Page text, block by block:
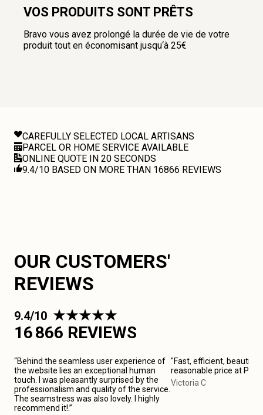
VOS PRODUITS SONT PRÊTS
Bravo vous avez prolongé la durée de vie de votre
produit tout en économisant jusqu‘à 25€
CAREFULLY SELECTED LOCAL ARTISANS
PARCEL OR HOME SERVICE AVAILABLE
ONLINE QUOTE IN 20 SECONDS
9.4/10 BASED ON MORE THAN 16866 REVIEWS
OUR CUSTOMERS'
REVIEWS
9.4/10
16 866 REVIEWS
“Behind the seamless user experience of
the website lies an exceptional human
touch. I was pleasantly surprised by the
professionalism and quality of the service.
The seamstress was also lovely. I highly
recommend it!.”
"Fast, efficient, beautiful
reasonable price at
Victoria C